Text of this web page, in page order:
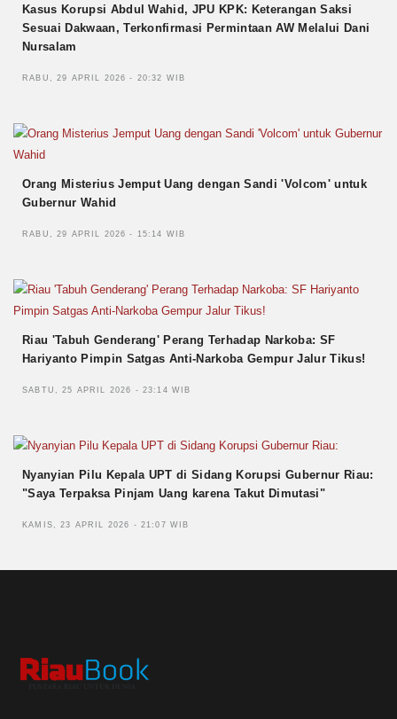
Kasus Korupsi Abdul Wahid, JPU KPK: Keterangan Saksi
Sesuai Dakwaan, Terkonfirmasi Permintaan AW Melalui Dani
Nursalam
RABU, 29 APRIL 2026 - 20:32 WIB
Orang Misterius Jemput Uang dengan Sandi 'Volcom' untuk
Gubernur Wahid
RABU, 29 APRIL 2026 - 15:14 WIB
Riau 'Tabuh Genderang' Perang Terhadap Narkoba: SF
Hariyanto Pimpin Satgas Anti-Narkoba Gempur Jalur Tikus!
SABTU, 25 APRIL 2026 - 23:14 WIB
Nyanyian Pilu Kepala UPT di Sidang Korupsi Gubernur Riau:
"Saya Terpaksa Pinjam Uang karena Takut Dimutasi"
KAMIS, 23 APRIL 2026 - 21:07 WIB